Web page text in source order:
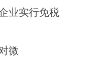
业实行免税
微